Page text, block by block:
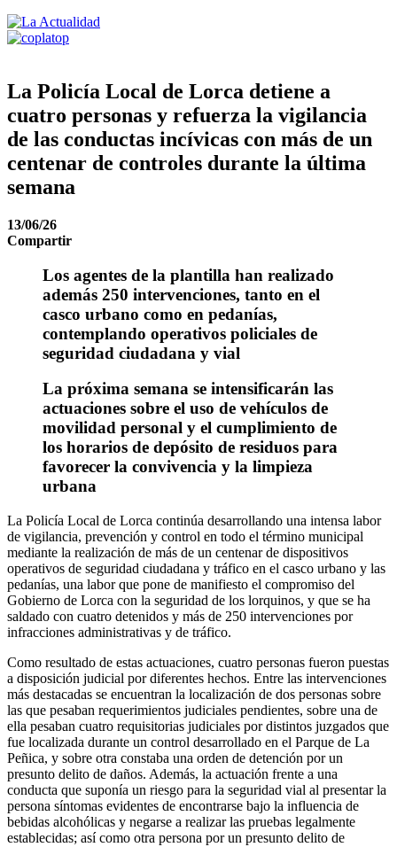
La Policía Local de Lorca detiene a
cuatro personas y refuerza la vigilancia
de las conductas incívicas con más de un
centenar de controles durante la última
semana
13/06/26
Compartir
Los agentes de la plantilla han realizado
además 250 intervenciones, tanto en el
casco urbano como en pedanías,
contemplando operativos policiales de
seguridad ciudadana y vial
La próxima semana se intensificarán las
actuaciones sobre el uso de vehículos de
movilidad personal y el cumplimiento de
los horarios de depósito de residuos para
favorecer la convivencia y la limpieza
urbana
La Policía Local de Lorca continúa desarrollando una intensa labor
de vigilancia, prevención y control en todo el término municipal
mediante la realización de más de un centenar de dispositivos
operativos de seguridad ciudadana y tráfico en el casco urbano y las
pedanías, una labor que pone de manifiesto el compromiso del
Gobierno de Lorca con la seguridad de los lorquinos, y que se ha
saldado con cuatro detenidos y más de 250 intervenciones por
infracciones administrativas y de tráfico.
Como resultado de estas actuaciones, cuatro personas fueron puestas
a disposición judicial por diferentes hechos. Entre las intervenciones
más destacadas se encuentran la localización de dos personas sobre
las que pesaban requerimientos judiciales pendientes, sobre una de
ella pesaban cuatro requisitorias judiciales por distintos juzgados que
fue localizada durante un control desarrollado en el Parque de La
Peñica, y sobre otra constaba una orden de detención por un
presunto delito de daños. Además, la actuación frente a una
conducta que suponía un riesgo para la seguridad vial al presentar la
persona síntomas evidentes de encontrarse bajo la influencia de
bebidas alcohólicas y negarse a realizar las pruebas legalmente
establecidas; así como otra persona por un presunto delito de